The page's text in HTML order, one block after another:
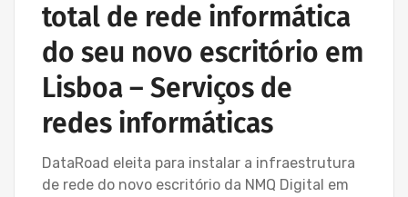
total de rede informática
do seu novo escritório em
Lisboa – Serviços de
redes informáticas
DataRoad eleita para instalar a infraestrutura
de rede do novo escritório da NMQ Digital em